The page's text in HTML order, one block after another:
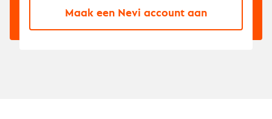
Maak een Nevi account aan